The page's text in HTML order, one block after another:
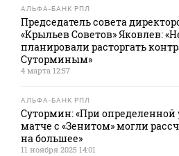
АЛЬФА-БАНК РПЛ
Председатель совета
«Крыльев Советов» Яковлев:
планировали расторгать
Суторминым»
4 марта 12:57
АЛЬФА-БАНК РПЛ
Сутормин: «При определенной
матче с «Зенитом» могли
на большее»
11 ноября 2025 14:01